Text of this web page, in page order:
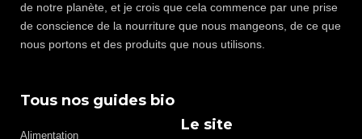
de notre planète, et je crois que cela commence par une prise
de conscience de la nourriture que nous mangeons, de ce que
nous portons et des produits que nous utilisons.
Tous nos guides bio
Alimentation
Le site